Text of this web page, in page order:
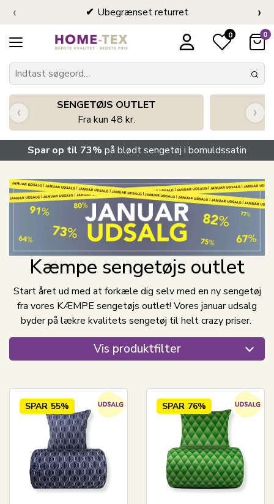
Ubegrænset returret
‹ ›
0 0
SENGETØJS OUTLET
Fra kun 48 kr.
‹ ›
Spar op til 73% på blødt sengetøj i bomuldssatin
Kæmpe sengetøjs outlet
Start året ud med at forkæle dig selv med en ny sengetøj
fra vores KÆMPE sengetøjs outlet! Vores januar udsalg
byder på lækre kvalitets sengetøj til helt crazy priser.
Vis produktfilter
SPAR 55% SPAR 76%